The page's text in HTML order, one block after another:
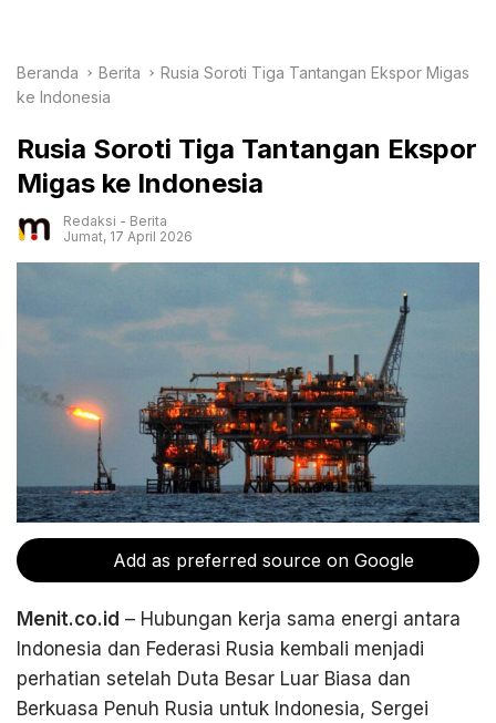
Beranda Berita
Rusia Soroti Tiga Tantangan Ekspor Migas
ke Indonesia
Rusia Soroti Tiga Tantangan Ekspor
Migas ke Indonesia
Redaksi - Berita
Jumat, 17 April 2026
Add as preferred source on Google
Menit.co.id – Hubungan kerja sama energi antara
Indonesia dan Federasi Rusia kembali menjadi
perhatian setelah Duta Besar Luar Biasa dan
Berkuasa Penuh Rusia untuk Indonesia, Sergei